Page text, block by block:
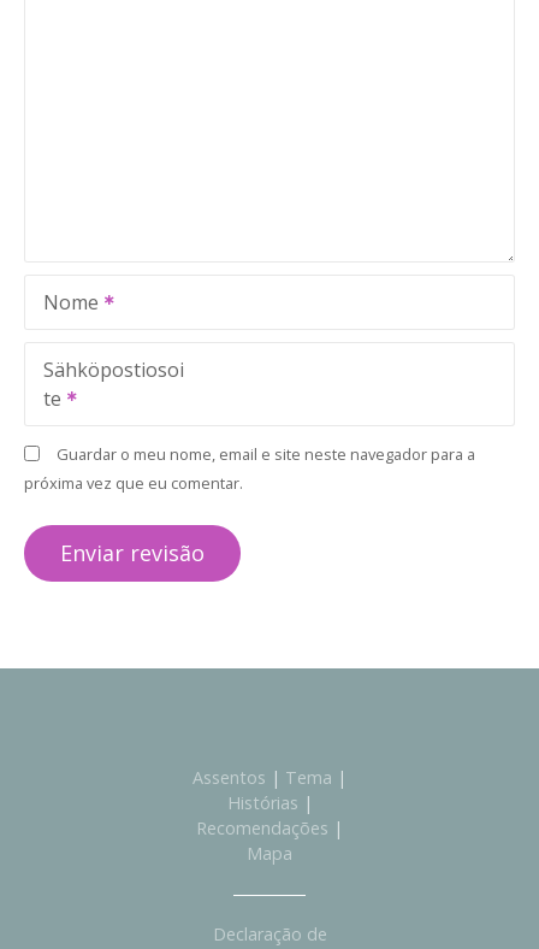
Nome
Sähköpostiosoi
te
Guardar o meu nome, email e site neste navegador para a
próxima vez que eu comentar.
Assentos | Tema |
Histórias |
Recomendações |
Mapa
Declaração de